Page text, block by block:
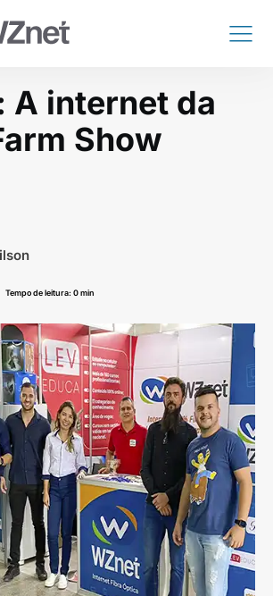
A internet da
Show
Tempo de leitura: 0 min